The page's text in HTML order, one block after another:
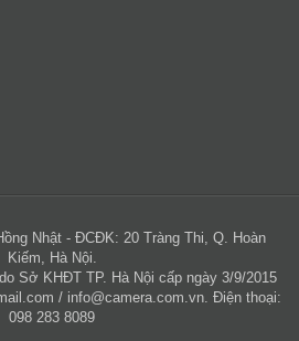
Nhật - ĐCĐK: 20 Tràng Thi, Q. Hoàn
Kiếm, Hà Nội.
Sở KHĐT TP. Hà Nội cấp ngày 3/9/2015
/ info@camera.com.vn. Điện thoại:
098 283 8089